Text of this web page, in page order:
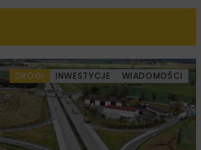
DROGI INWESTYCJE WIADOMOŚCI